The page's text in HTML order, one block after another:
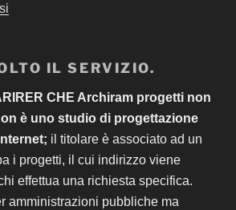
IL SERVIZIO.
CHE Archiram progetti non
è uno studio di progettazione
il titolare è associato ad un
i progetti, il cui indirizzo viene
effettua una richiesta specifica.
amministrazioni pubbliche ma